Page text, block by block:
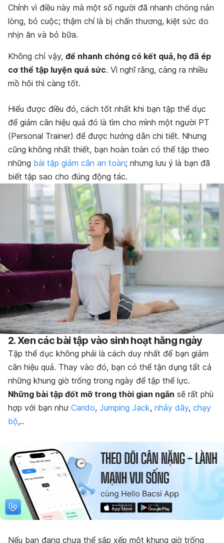
Chính vì điều này mà một số người đã nhanh chóng nản
lòng, bỏ cuộc; thậm chí là bị chấn thương, kiệt sức do
nhịn ăn và bỏ bữa.
Không chỉ vậy, để nhanh chóng có kết quả, họ đã ép
cơ thể tập luyện quá sức. Vì nghĩ rằng, càng ra nhiều
mồ hôi thì càng tốt.
Hiểu được điều đó, cách tốt nhất khi bạn tập thể dục
để giảm cân hiệu quả đó là tìm cho mình một người PT
(Personal Trainer) để được hướng dẫn chi tiết. Nhưng
cũng không nhất thiết, bạn hoàn toàn có thể tập theo
những bài tập giảm cân an toàn; nhưng lưu ý là bạn đã
biết tập sao cho đúng động tác.
2. Xen các bài tập vào sinh hoạt hằng ngày
Tập thể dục không phải là cách duy nhất để bạn giảm
cân hiệu quả. Thay vào đó, bạn có thể tận dụng tất cả
những khung giờ trống trong ngày để tập thể lực.
Những bài tập đốt mỡ trong thời gian ngắn sẽ rất phù
hợp với bạn như Carido, Jumping Jack, nhảy dây, chạy
bộ,..
Nếu bạn đang chưa thể sắp xếp một khung giờ trống